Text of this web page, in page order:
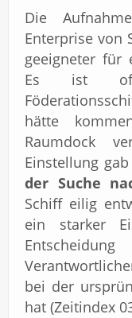
Die
Enterprise von
geeigneter für
Es ist
hätte
Raumdock
Einstellung
der Suche
Schiff eilig
ein starker
bei der
hat (Zeitindex